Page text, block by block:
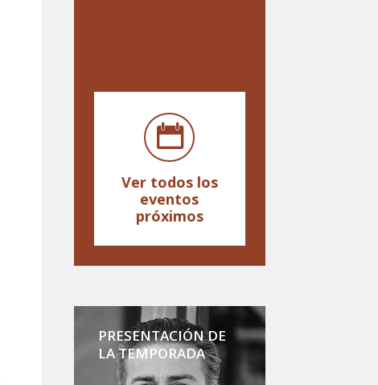
Ver todos los
eventos
próximos
PRESENTACIÓN DE
LA TEMPORADA